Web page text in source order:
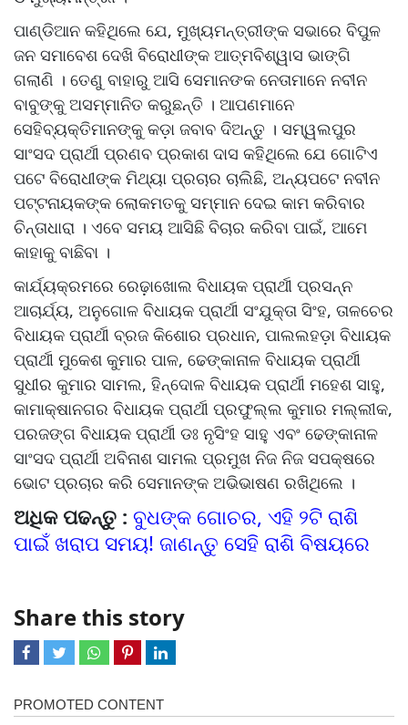
ପାଣ୍ଡିଆନ କହିଥିଲେ ଯେ, ମୁଖ୍ୟମନ୍ତ୍ରୀଙ୍କ ସଭାରେ ବିପୁଳ
ଜନ ସମାବେଶ ଦେଖି ବିରୋଧୀଙ୍କ ଆତ୍ମବିଶ୍ୱାସ ଭାଙ୍ଗି
ଗଲାଣି । ତେଣୁ ବାହାରୁ ଆସି ସେମାନଙକ ନେତାମାନେ ନବୀନ
ବାବୁଙ୍କୁ ଅସମ୍ମାନିତ କରୁଛନ୍ତି । ଆପଣମାନେ
ସେହିବ୍ୟକ୍ତିମାନଙ୍କୁ କଡ଼ା ଜବାବ ଦିଅନ୍ତୁ । ସମ୍ୱଲପୁର
ସାଂସଦ ପ୍ରାର୍ଥୀ ପ୍ରଣବ ପ୍ରକାଶ ଦାସ କହିଥିଲେ ଯେ ଗୋଟିଏ
ପଟେ ବିରୋଧୀଙ୍କ ମିଥ୍ୟା ପ୍ରଚାର ଚାଲିଛି, ଅନ୍ୟପଟେ ନବୀନ
ପଟ୍ଟନାୟକଙ୍କ ଲୋକମତକୁ ସମ୍ମାନ ଦେଇ କାମ କରିବାର
ଚିନ୍ତାଧାରା । ଏବେ ସମୟ ଆସିଛି ବିଚାର କରିବା ପାଇଁ, ଆମେ
କାହାକୁ ବାଛିବା ।
କାର୍ଯ୍ୟକ୍ରମରେ ରେଢ଼ାଖୋଲ ବିଧାୟକ ପ୍ରାର୍ଥୀ ପ୍ରସନ୍ନ
ଆଚାର୍ଯ୍ୟ, ଅନୁଗୋଳ ବିଧାୟକ ପ୍ରାର୍ଥୀ ସଂଯୁକ୍ତା ସିଂହ, ତାଳଚେର
ବିଧାୟକ ପ୍ରାର୍ଥୀ ବ୍ରଜ କିଶୋର ପ୍ରଧାନ, ପାଲଲହଡ଼ା ବିଧାୟକ
ପ୍ରାର୍ଥୀ ମୁକେଶ କୁମାର ପାଳ, ଢେଙ୍କାନାଳ ବିଧାୟକ ପ୍ରାର୍ଥୀ
ସୁଧୀର କୁମାର ସାମଲ, ହିନ୍ଦୋଳ ବିଧାୟକ ପ୍ରାର୍ଥୀ ମହେଶ ସାହୁ,
କାମାକ୍ଷାନଗର ବିଧାୟକ ପ୍ରାର୍ଥୀ ପ୍ରଫୁଲ୍ଲ କୁମାର ମଲ୍ଲୀକ,
ପରଜଙ୍ଗ ବିଧାୟକ ପ୍ରାର୍ଥୀ ଡଃ ନୃସିଂହ ସାହୁ ଏବଂ ଢେଙ୍କାନାଳ
ସାଂସଦ ପ୍ରାର୍ଥୀ ଅବିନାଶ ସାମଲ ପ୍ରମୁଖ ନିଜ ନିଜ ସପକ୍ଷରେ
ଭୋଟ ପ୍ରଚାର କରି ସେମାନଙ୍କ ଅଭିଭାଷଣ ରଖିଥିଲେ ।
ଅଧିକ ପଢନ୍ତୁ : ବୁଧଙ୍କ ଗୋଚର, ଏହି ୨ଟି ରାଶି
ପାଇଁ ଖରାପ ସମୟ! ଜାଣନ୍ତୁ ସେହି ରାଶି ବିଷୟରେ
Share this story